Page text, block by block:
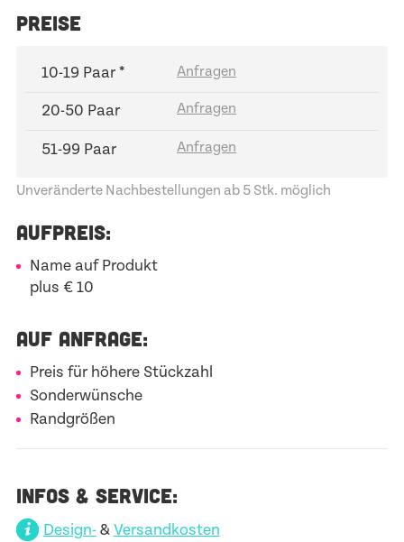
PREISE
10-19 Paar *
20-50 Paar
51-99 Paar
Unveränderte Nachbestellungen ab 5 Stk. möglich
AUFPREIS:
Name auf Produkt
plus € 10
AUF ANFRAGE:
Preis für höhere Stückzahl
Sonderwünsche
Randgrößen
INFOS & SERVICE:
Design-& Versandkosten